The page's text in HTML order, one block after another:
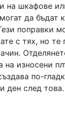
на шкафове
да бъдат
поправки
с тях, но те
износени
по-
ден след това.